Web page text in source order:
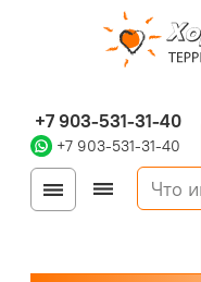
+7 903-531-31-40
+7 903-531-31-40